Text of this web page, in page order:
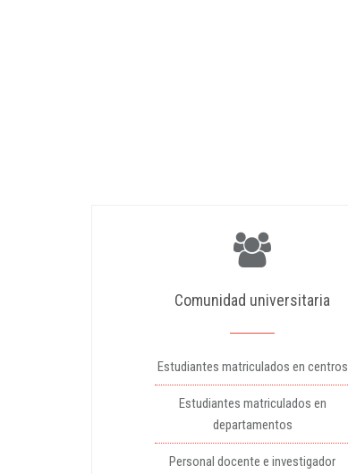
Comunidad universitaria
Estudiantes matriculados en centros
Estudiantes matriculados en
departamentos
Personal docente e investigador